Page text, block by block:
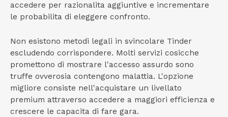
accedere per razionalita aggiuntive e incrementare
le probabilita di eleggere confronto.
Non esistono metodi legali in svincolare Tinder
escludendo corrispondere. Molti servizi cosicche
promettono di mostrare l'accesso assurdo sono
truffe ovverosia contengono malattia. L'opzione
migliore consiste nell'acquistare un livellato
premium attraverso accedere a maggiori efficienza e
crescere le capacita di fare gara.